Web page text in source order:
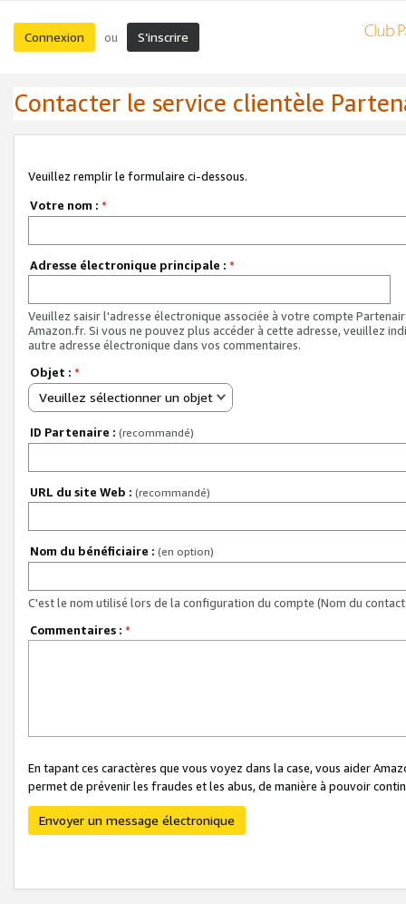
Connexion ou S’inscrire
Contacter le service clientèle
Veuillez remplir le formulaire ci-dessous.
Votre nom : *
Adresse électronique principale : *
Veuillez saisir l'adresse électronique associée à votre compte
Amazon.fr. Si vous ne pouvez plus accéder à cette adresse, veuillez
autre adresse électronique dans vos commentaires.
Objet : *
Veuillez sélectionner un objet
ID Partenaire : (recommandé)
URL du site Web : (recommandé)
Nom du bénéficiaire : (en option)
C'est le nom utilisé lors de la configuration du compte (Nom du
Commentaires : *
En tapant ces caractères que vous voyez dans la case, vous aider
permet de prévenir les fraudes et les abus, de manière à pouvoir
Envoyer un message électronique